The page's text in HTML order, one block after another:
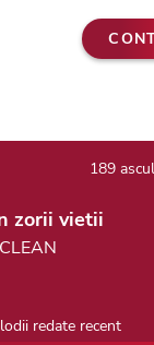
189
zorii vietii
redate recent